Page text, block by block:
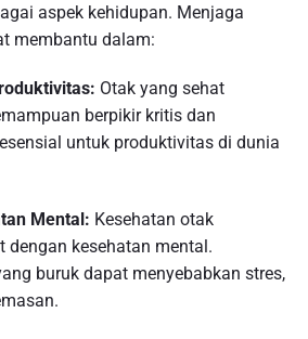
aspek kehidupan. Menjaga
membantu dalam:
Otak yang sehat
berpikir kritis dan
untuk produktivitas di dunia
Mental: Kesehatan otak
dengan kesehatan mental.
buruk dapat menyebabkan stres,